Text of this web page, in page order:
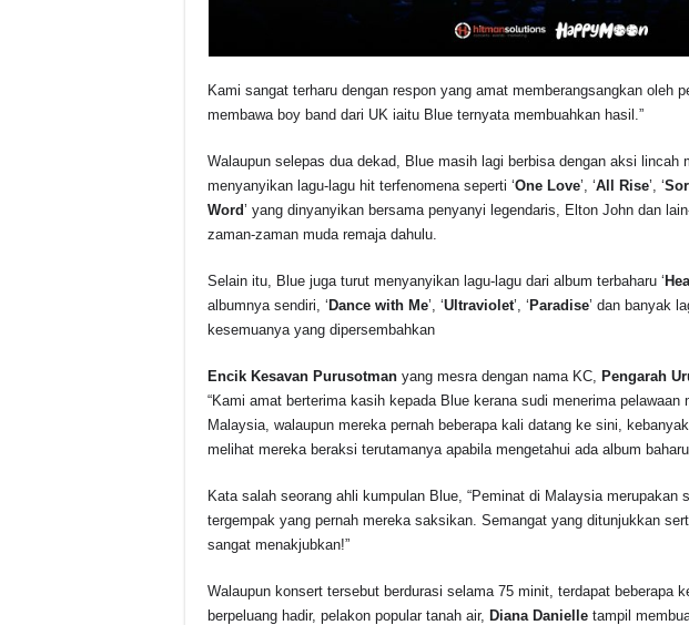
Kami sangat terharu dengan respon yang amat memberangsangkan oleh
membawa boy band dari UK iaitu Blue ternyata membuahkan hasil.”
Walaupun selepas dua dekad, Blue masih lagi berbisa dengan aksi lincah
menyanyikan lagu-lagu hit terfenomena seperti ‘One Love’, ‘All Rise’, ‘
Word’ yang dinyanyikan bersama penyanyi legendaris, Elton John dan
zaman-zaman muda remaja dahulu.
Selain itu, Blue juga turut menyanyikan lagu-lagu dari album terbaharu ‘
albumnya sendiri, ‘Dance with Me’, ‘Ultraviolet’, ‘Paradise’ dan banyak
kesemuanya yang dipersembahkan
Encik Kesavan Purusotman yang mesra dengan nama KC, Pengarah
“Kami amat berterima kasih kepada Blue kerana sudi menerima pelawaan
Malaysia, walaupun mereka pernah beberapa kali datang ke sini,
melihat mereka beraksi terutamanya apabila mengetahui ada album
Kata salah seorang ahli kumpulan Blue, “Peminat di Malaysia merupakan
tergempak yang pernah mereka saksikan. Semangat yang ditunjukkan
sangat menakjubkan!”
Walaupun konsert tersebut berdurasi selama 75 minit, terdapat beberapa
berpeluang hadir, pelakon popular tanah air, Diana Danielle tampil